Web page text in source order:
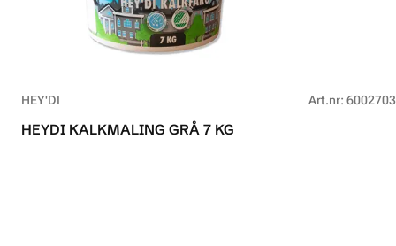
HEY'DI Art.nr:
HEYDI KALKMALING GRÅ 7 KG